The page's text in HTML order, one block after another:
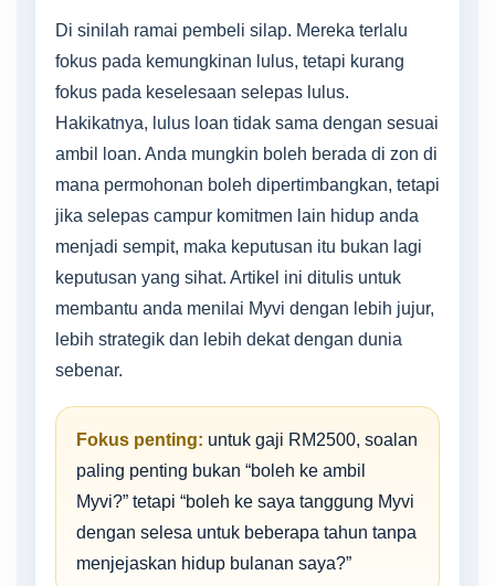
Di sinilah ramai pembeli silap. Mereka terlalu
fokus pada kemungkinan lulus, tetapi kurang
fokus pada keselesaan selepas lulus.
Hakikatnya, lulus loan tidak sama dengan sesuai
ambil loan. Anda mungkin boleh berada di zon di
mana permohonan boleh dipertimbangkan, tetapi
jika selepas campur komitmen lain hidup anda
menjadi sempit, maka keputusan itu bukan lagi
keputusan yang sihat. Artikel ini ditulis untuk
membantu anda menilai Myvi dengan lebih jujur,
lebih strategik dan lebih dekat dengan dunia
sebenar.
Fokus penting: untuk gaji RM2500, soalan
paling penting bukan “boleh ke ambil
Myvi?” tetapi “boleh ke saya tanggung Myvi
dengan selesa untuk beberapa tahun tanpa
menjejaskan hidup bulanan saya?”